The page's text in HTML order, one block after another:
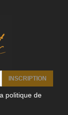
INSCRIPTION
politique de